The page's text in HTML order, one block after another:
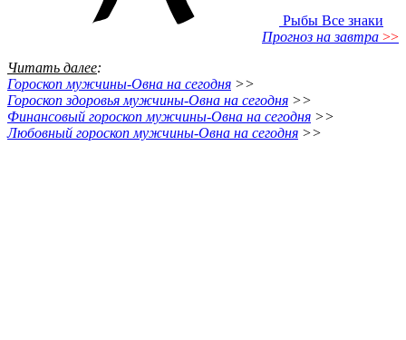
Рыбы Все знаки
Прогноз на завтра >>
Читать далее:
Гороскоп мужчины-Овна на сегодня >>
Гороскоп здоровья мужчины-Овна на сегодня >>
Финансовый гороскоп мужчины-Овна на сегодня >>
Любовный гороскоп мужчины-Овна на сегодня >>